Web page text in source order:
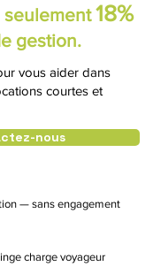
seulement18%
gestion.
vous aider dans
courtes et
nous
— sans engagement
charge voyageur